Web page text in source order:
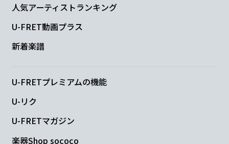
人気アーティストランキング
U-FRET動画プラス
新着楽譜
U-FRETプレミアムの機能
U-リク
U-FRETマガジン
楽器Shop sococo